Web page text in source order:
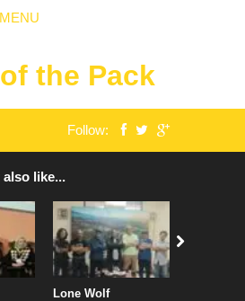
the Pack
Follow:
like...
Lone Wolf